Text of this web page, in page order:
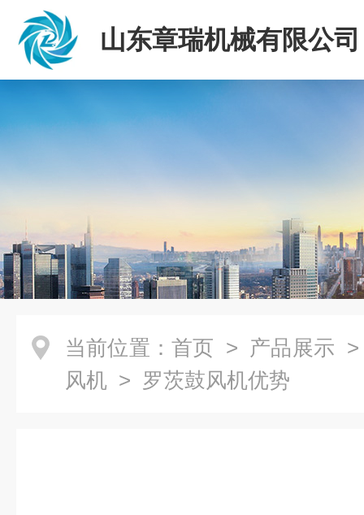
山东章瑞机械有限公司
当前位置： 首页 > 产品展示
风机 > 罗茨鼓风机优势